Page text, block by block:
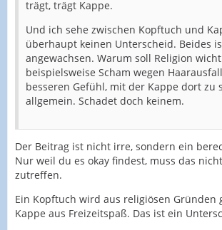
trägt, trägt Kappe.
Und ich sehe zwischen Kopftuch und
überhaupt keinen Unterscheid. Beides
angewachsen. Warum soll Religion
beispielsweise Scham wegen
besseren Gefühl, mit der Kappe dort zu
allgemein. Schadet doch keinem.
Der Beitrag ist nicht irre, sondern ein
Nur weil du es okay findest, muss das
zutreffen.
Ein Kopftuch wird aus religiösen Gründen
Kappe aus Freizeitspaß. Das ist ein